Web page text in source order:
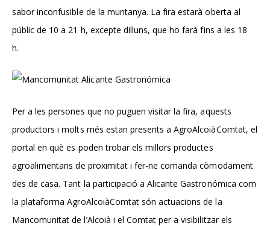
sabor inconfusible de la muntanya. La fira estarà oberta al
públic de 10 a 21 h, excepte dilluns, que ho farà fins a les 18
h.
Per a les persones que no puguen visitar la fira, aquests
productors i molts més estan presents a AgroAlcoiàComtat, el
portal en què es poden trobar els millorsproductes
agroalimentaris de proximitat i fer-ne comanda còmodament
des de casa. Tant la participació a Alicante Gastronómica com
la plataformaAgroAlcoiàComtatsón actuacions de la
Mancomunitat de l’Alcoià i el Comtat per a visibilitzar els